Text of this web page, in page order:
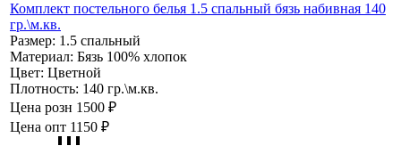
Комплект постельного белья 1.5 спальный бязь набивная 140
гр.\м.кв.
Размер: 1.5 спальный
Материал: Бязь 100% хлопок
Цвет: Цветной
Плотность: 140 гр.\м.кв.
Цена розн 1500 ₽
Цена опт 1150 ₽